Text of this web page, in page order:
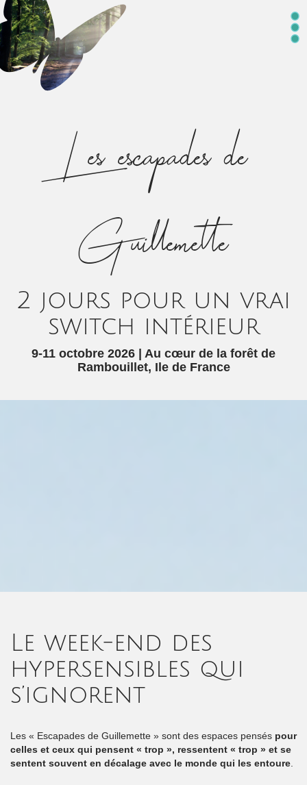
Les escapades de
Guillemette
2 jours pour un vrai
switch intérieur
9-11 octobre 2026 | Au cœur de la forêt de
Rambouillet, Ile de France
Le week-end des
hypersensibles qui
s’ignorent
Les « Escapades de Guillemette » sont des espaces pensés pour
celles et ceux qui pensent « trop », ressentent « trop » et se
sentent souvent en décalage avec le monde qui les entoure